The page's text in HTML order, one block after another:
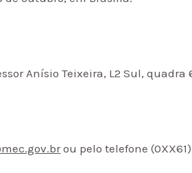
Anísio Teixeira, L2 Sul, quadra
ou pelo telefone